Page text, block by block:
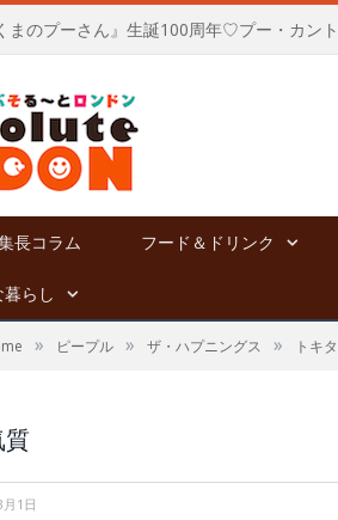
まのプーさん』生誕100周年♡プー・カン
長コラム フード＆ドリンク
らし
» ピープル » ザ・ハプニングス » トキ
1日